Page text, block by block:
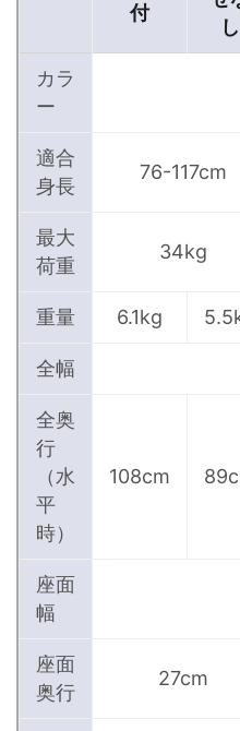
付
し
カラ
ー
適合
身長
76-117cm
最大
荷重
34kg
重量 6.1kg
全幅
全奥
行
（水
平
時）
108cm
座面
幅
座面
奥行
27cm